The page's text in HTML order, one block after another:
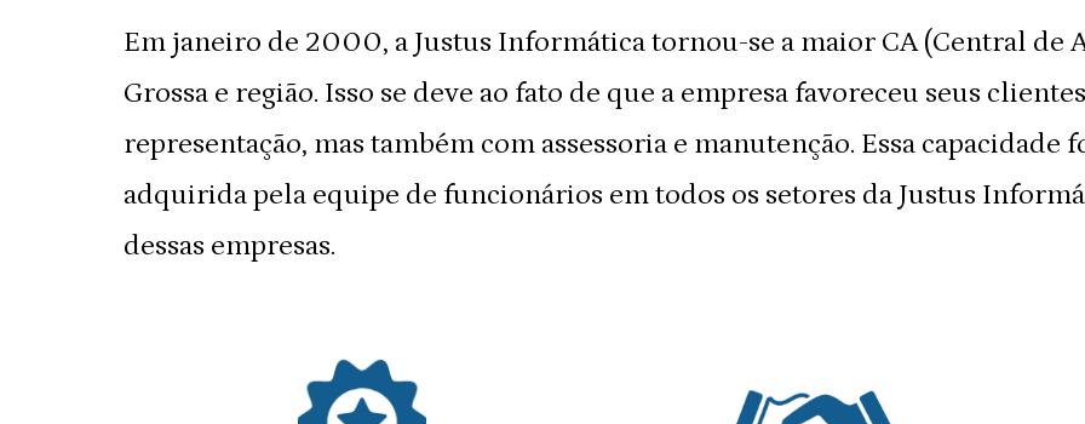
Em janeiro de 2000, a Justus Informática tornou-se a maior CA (Central de
Grossa e região. Isso se deve ao fato de que a empresa favoreceu seus
representação, mas também com assessoria e manutenção. Essa
adquirida pela equipe de funcionários em todos os setores da Justus
dessas empresas.